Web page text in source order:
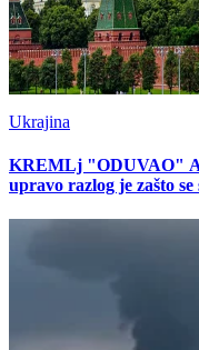
Ukrajina
KREMLj "ODUVAO"
upravo razlog je zašto